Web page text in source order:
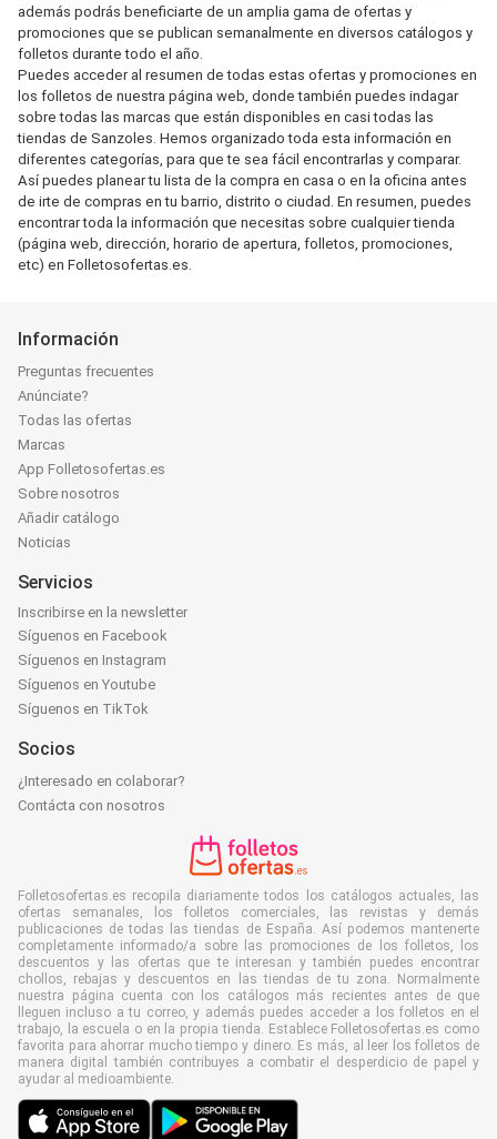
además podrás beneficiarte de un amplia gama de ofertas y
promociones que se publican semanalmente en diversos catálogos y
folletos durante todo el año.
Puedes acceder al resumen de todas estas ofertas y promociones en
los folletos de nuestra página web, donde también puedes indagar
sobre todas las marcas que están disponibles en casi todas las
tiendas de Sanzoles. Hemos organizado toda esta información en
diferentes categorías, para que te sea fácil encontrarlas y comparar.
Así puedes planear tu lista de la compra en casa o en la oficina antes
de irte de compras en tu barrio, distrito o ciudad. En resumen, puedes
encontrar toda la información que necesitas sobre cualquier tienda
(página web, dirección, horario de apertura, folletos, promociones,
etc) en Folletosofertas.es.
Información
Preguntas frecuentes
Anúnciate?
Todas las ofertas
Marcas
App Folletosofertas.es
Sobre nosotros
Añadir catálogo
Noticias
Servicios
Inscribirse en la newsletter
Síguenos en Facebook
Síguenos en Instagram
Síguenos en Youtube
Síguenos en TikTok
Socios
¿Interesado en colaborar?
Contácta con nosotros
Folletosofertas.es recopila diariamente todos los catálogos actuales, las
ofertas semanales, los folletos comerciales, las revistas y demás
publicaciones de todas las tiendas de España. Así podemos mantenerte
completamente informado/a sobre las promociones de los folletos, los
descuentos y las ofertas que te interesan y también puedes encontrar
chollos, rebajas y descuentos en las tiendas de tu zona. Normalmente
nuestra página cuenta con los catálogos más recientes antes de que
lleguen incluso a tu correo, y además puedes acceder a los folletos en el
trabajo, la escuela o en la propia tienda. Establece Folletosofertas.es como
favorita para ahorrar mucho tiempo y dinero. Es más, al leer los folletos de
manera digital también contribuyes a combatir el desperdicio de papel y
ayudar al medioambiente.